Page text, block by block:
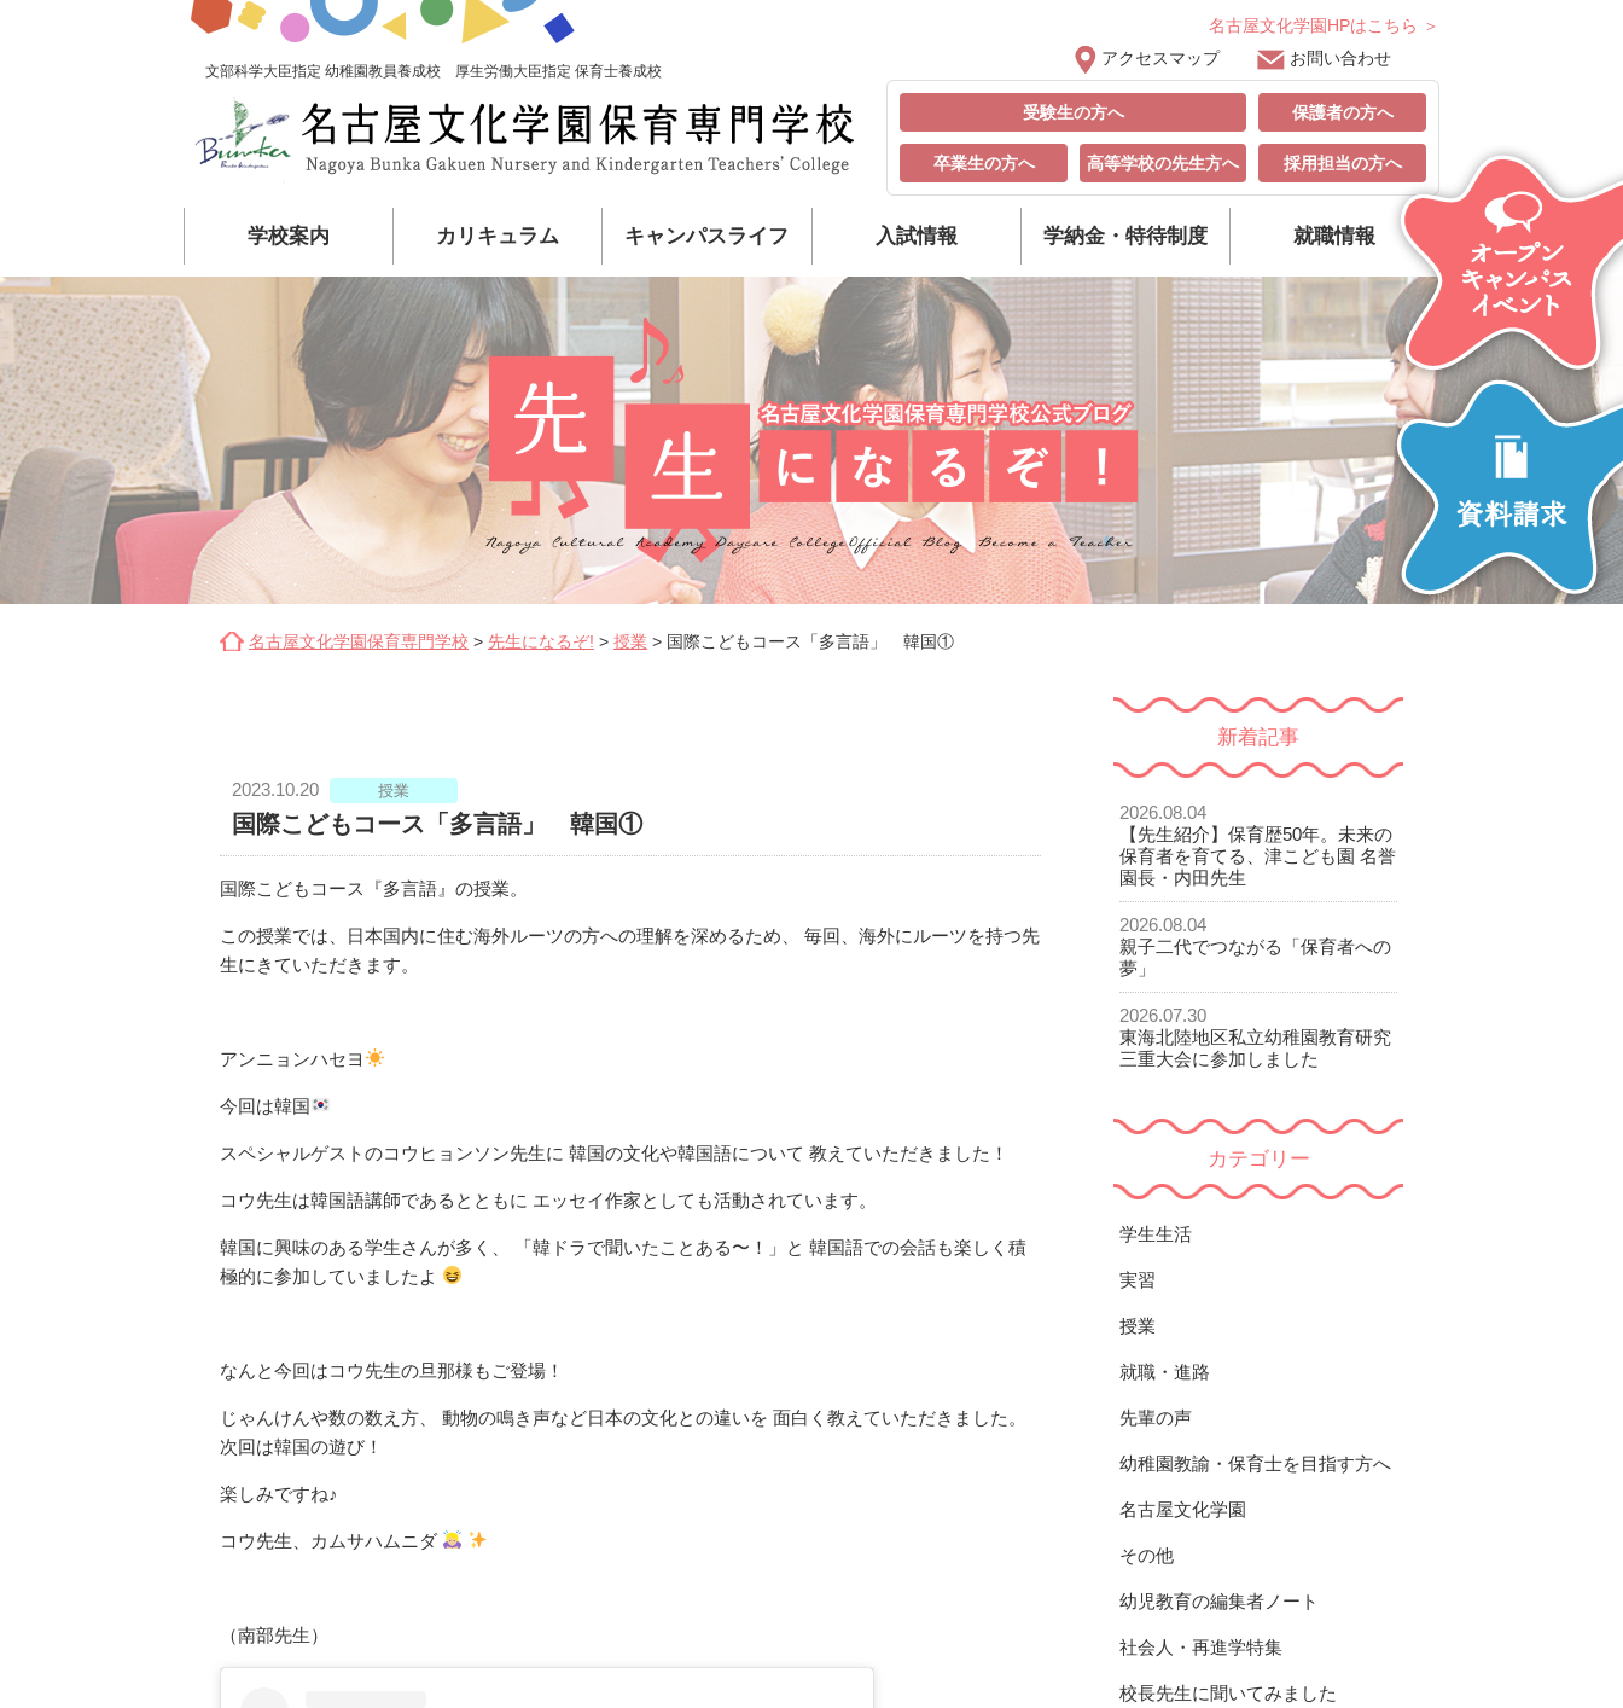
文部科学大臣指定 幼稚園教員養成校 厚生労働大臣指定 保育士養成校
名古屋文化学園HPはこちら ＞
アクセスマップ
お問い合わせ
受験生の方へ 保護者の方へ
卒業生の方へ 高等学校の先生方へ 採用担当の方へ
学校案内 カリキュラム キャンパスライフ 入試情報 学納金・特待制度 就職情報
名古屋文化学園保育専門学校 > 先生になるぞ! > 授業 > 国際こどもコース「多言語」 韓国①
2023.10.20 授業
国際こどもコース「多言語」 韓国①
国際こどもコース『多言語』の授業。
この授業では、日本国内に住む海外ルーツの方への理解を深めるため、 毎回、海外にルーツを持つ先
生にきていただきます。
アンニョンハセヨ
今回は韓国
スペシャルゲストのコウヒョンソン先生に 韓国の文化や韓国語について 教えていただきました！
コウ先生は韓国語講師であるとともに エッセイ作家としても活動されています。
韓国に興味のある学生さんが多く、 「韓ドラで聞いたことある〜！」と 韓国語での会話も楽しく積
極的に参加していましたよ
なんと今回はコウ先生の旦那様もご登場！
じゃんけんや数の数え方、 動物の鳴き声など日本の文化との違いを 面白く教えていただきました。
次回は韓国の遊び！
楽しみですね♪
コウ先生、カムサハムニダ
（南部先生）
新着記事
2026.08.04
【先生紹介】保育歴50年。未来の
保育者を育てる、津こども園 名誉
園長・内田先生
2026.08.04
親子二代でつながる「保育者への
夢」
2026.07.30
東海北陸地区私立幼稚園教育研究
三重大会に参加しました
カテゴリー
学生生活
実習
授業
就職・進路
先輩の声
幼稚園教諭・保育士を目指す方へ
名古屋文化学園
その他
幼児教育の編集者ノート
社会人・再進学特集
校長先生に聞いてみました